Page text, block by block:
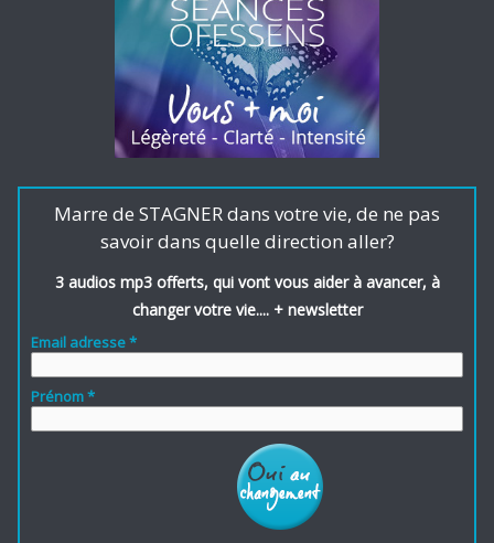
Marre de STAGNER dans votre vie, de ne pas
savoir dans quelle direction aller?
3 audios mp3 offerts, qui vont vous aider à avancer, à
changer votre vie.... + newsletter
Email adresse *
Prénom *